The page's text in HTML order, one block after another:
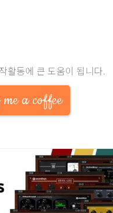
활동에 큰 도움이 됩니다.
a coffee